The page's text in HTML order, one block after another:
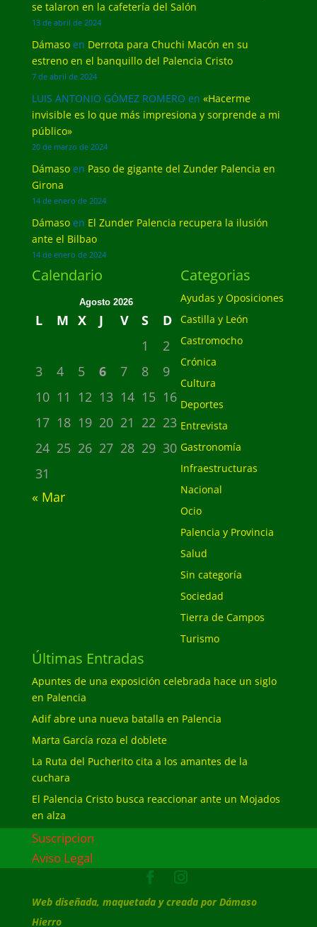
se talaron en la cafetería del Salón
13 de abril de 2024
Dámasoen Derrota para Chuchi Macón en su
estreno en el banquillo del Palencia Cristo
7 de abril de 2024
LUIS ANTONIO GÓMEZ ROMERO en «Hacerme
invisible es lo que más impresiona y sorprende a mi
público»
20 de marzo de 2024
Dámasoen Paso de gigante del Zunder Palencia en
Girona
14 de enero de 2024
Dámasoen El Zunder Palencia recupera la ilusión
ante el Bilbao
14 de enero de 2024
Calendario
Agosto 2026
L M X J V S
D
1
2
3
4 5 6 7 8
9
10 11 12 13 14 15 16
17 18 19 20 21 22 23
24 25 26 27 28 29 30
31
« Mar
Categorias
Ayudas y Oposiciones
Castilla y León
Castromocho
Crónica
Cultura
Deportes
Entrevista
Gastronomía
Infraestructuras
Nacional
Ocio
Palencia y Provincia
Salud
Sin categoría
Sociedad
Tierra de Campos
Turismo
Últimas Entradas
Apuntes de una exposición celebrada hace un siglo
en Palencia
Adif abre una nueva batalla en Palencia
Marta García roza el doblete
La Ruta del Pucherito cita a los amantes de la
cuchara
El Palencia Cristo busca reaccionar ante un Mojados
en alza
Suscripcion
Aviso Legal
Web diseñada, maquetada y creada por Dámaso
Hierro